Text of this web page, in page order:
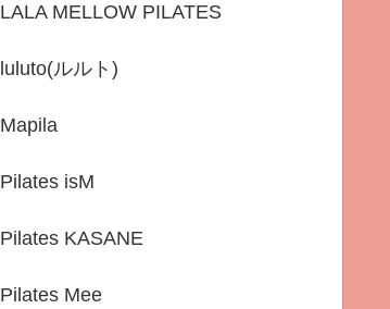
LALA MELLOW PILATES
luluto(ルルト)
Mapila
Pilates isM
Pilates KASANE
Pilates Mee